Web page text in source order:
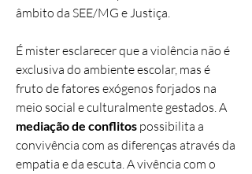
âmbito da SEE/MG e Justiça.
É mister esclarecer que a violência não é
exclusiva do ambiente escolar, mas é
fruto de fatores exógenos forjados na
meio social e culturalmente gestados. A
mediação de conflitos possibilita a
convivência com as diferenças através da
empatia e da escuta. A vivência com o